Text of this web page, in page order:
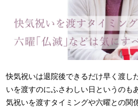
快気祝いは退院後できるだけ早く渡し
いを渡すのにふさわしい日というのも
気祝いを渡すタイミングや六曜との関